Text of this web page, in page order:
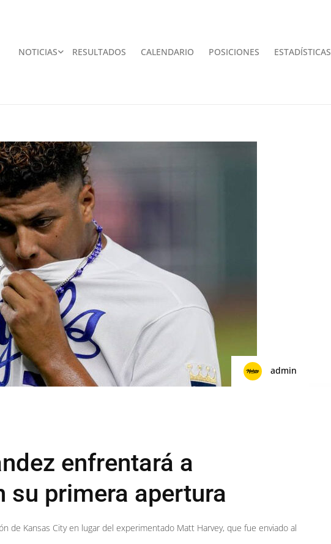
NOTICIAS RESULTADOS CALENDARIO POSICIONES ESTADÍSTICAS
admin
enfrentará a
su primera apertura
de Kansas City en lugar del experimentado Matt Harvey, que fue enviado al